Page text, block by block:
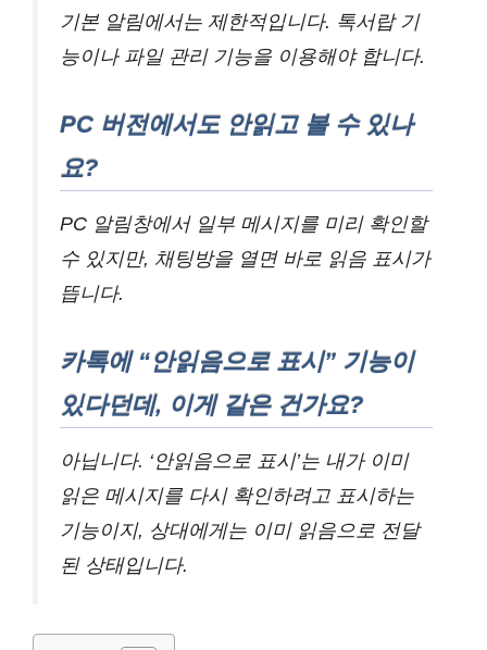
기본 알림에서는 제한적입니다. 톡서랍 기
능이나 파일 관리 기능을 이용해야 합니다.
PC 버전에서도 안읽고 볼 수 있나
요?
PC 알림창에서 일부 메시지를 미리 확인할
수 있지만, 채팅방을 열면 바로 읽음 표시가
뜹니다.
카톡에 “안읽음으로 표시” 기능이
있다던데, 이게 같은 건가요?
아닙니다. ‘안읽음으로 표시’는 내가 이미
읽은 메시지를 다시 확인하려고 표시하는
기능이지, 상대에게는 이미 읽음으로 전달
된 상태입니다.